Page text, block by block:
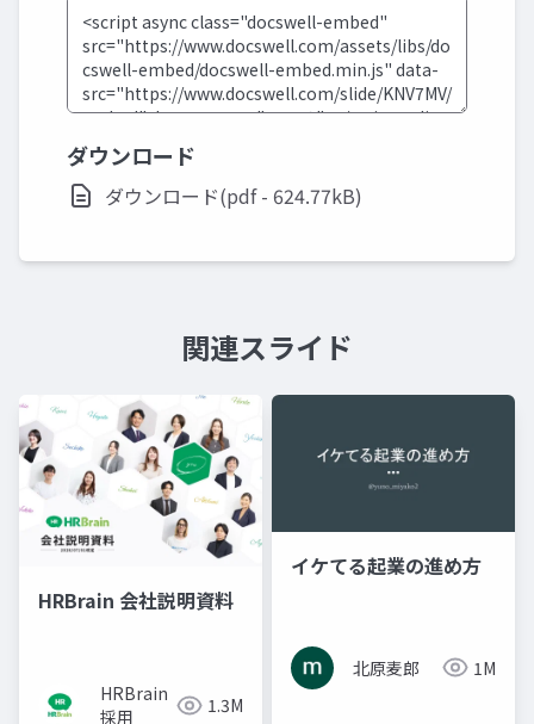
ダウンロード
ダウンロード(pdf - 624.77kB)
関連スライド
HRBrain 会社説明資料
HRBrain
採用
1.3M
イケてる起業の進め方
北原麦郎 1M